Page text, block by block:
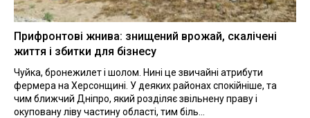
Прифронтові жнива: знищений врожай, скалічені
життя і збитки для бізнесу
Чуйка, бронежилет і шолом. Нині це звичайні атрибути
фермера на Херсонщині. У деяких районах спокійніше, та
чим ближчий Дніпро, який розділяє звільнену праву і
окуповану ліву частину області, тим біль...